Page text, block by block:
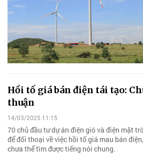
Hồi tố giá bán điện tái tạo:
thuận
14/03/2025 11:15
70 chủ đầu tư dự án điện gió và điện mặt
để đối thoại về việc hồi tố giá mau bán
chưa thể tìm được tiếng nói chung.